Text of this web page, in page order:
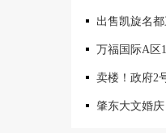
出售凯旋名
万福国际A区
卖楼！政府2
肇东大文婚庆